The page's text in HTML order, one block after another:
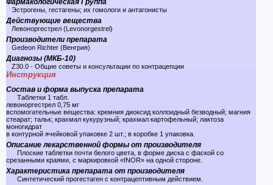
Фармакологическая Группа
Эстрогены, гестагены; их гомологи и антагонисты
Действующие вещества
Левоноргестрел (Levonorgestrel)
Производители препарата
Gedeon Richter (Венгрия)
Диагнозы (МКБ-10)
Z30.0 - Общие советы и консультации по контрацепции
Инструкция
Состав и форма выпуска препарата
Таблетки 1 табл.
левоноргестрел 0,75 мг
вспомогательные вещества: кремния диоксид коллоидный безводный; магния
стеарат; тальк; крахмал кукурузный; крахмал картофельный; лактоза
моногидрат
в контурной ячейковой упаковке 2 шт.; в коробке 1 упаковка.
Описание лекарственной формы от производителя
Плоские таблетки почти белого цвета, в форме диска с фаской со
срезанными краями, с маркировкой «INOR» на одной стороне.
Характеристика препарата от производителя
Синтетический прогестаген с контрацептивным действием.